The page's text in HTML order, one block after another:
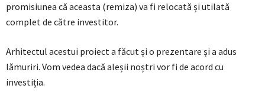
promisiunea că aceasta (remiza) va fi relocată și utilată
complet de către investitor.
Arhitectul acestui proiect a făcut și o prezentare și a adus
lămuriri. Vom vedea dacă aleșii noștri vor fi de acord cu
investiția.